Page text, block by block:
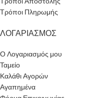
Τρόποι Πληρωμής
ΛΟΓΑΡΙΑΣΜΟΣ
Ο Λογαριασμός μου
Ταμείο
Καλάθι Αγορών
Αγαπημένα